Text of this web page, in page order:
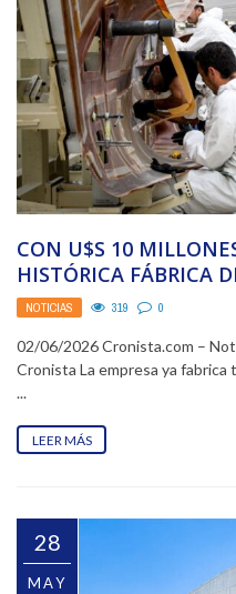
CON U$S 10
HISTÓRICA FÁBRICA
POR LA MOVILIDAD
NOTICIAS 319 0
02/06/2026 Cronista.com –
Cronista La empresa ya fabrica
...
LEER MÁS
28
MAY